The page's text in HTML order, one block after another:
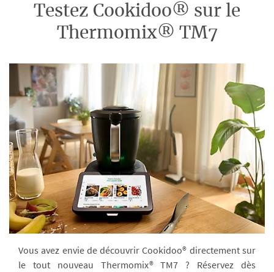
Testez Cookidoo® sur le
Thermomix® TM7
Vous avez envie de découvrir Cookidoo® directement sur
le tout nouveau Thermomix® TM7 ? Réservez dès